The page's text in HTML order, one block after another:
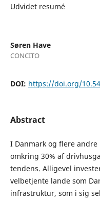
Udvidet resumé
Søren Have
CONCITO
DOI: https://doi.org/
Abstract
I Danmark og flere
omkring 30% af
tendens. Alligevel
velbetjente lande som
infrastruktur, som i sig